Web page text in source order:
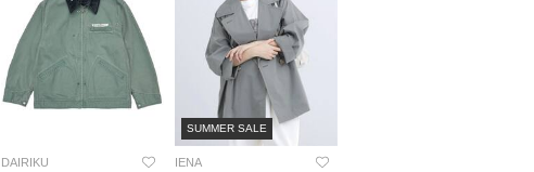
DAIRIKU
SUMMER SALE
IENA